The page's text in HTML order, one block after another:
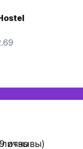
отзывы)